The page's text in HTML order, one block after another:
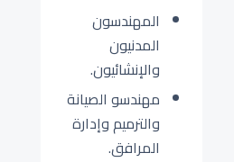
المهندسون
المدنيون
والإنشائيون.
مهندسو الصيانة
والترميم وإدارة
المرافق.